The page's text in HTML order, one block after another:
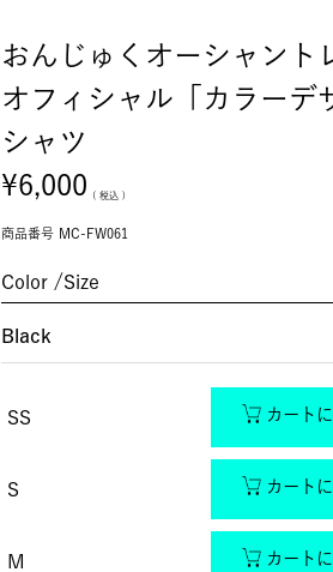
おんじゅくオーシャント
オフィシャル「カラーデ
シャツ
¥6,000 税込
商品番号 MC-FW061
Color Size
Black
SS カート
S カート
M カート